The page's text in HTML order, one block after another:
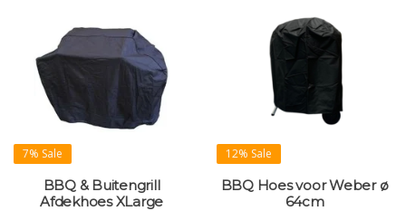
7% Sale
BBQ & Buitengrill
Afdekhoes XLarge
12% Sale
BBQ Hoes voor Weber ø
64cm